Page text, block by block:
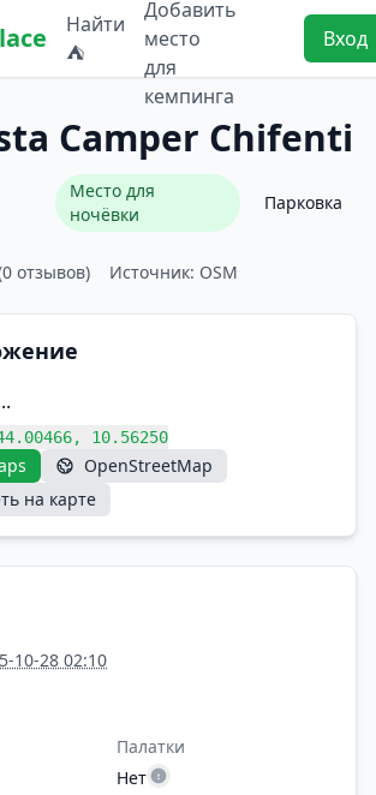
Найти
⛺
Добавить
место
для
кемпинга
Вход
Camper Chifenti
Место для
ночёвки
Парковка
отзывов) Источник: OSM
10.56250
OpenStreetMap
на карте
10-28 02:10
Палатки
Нет